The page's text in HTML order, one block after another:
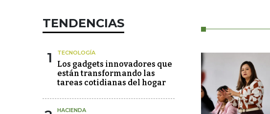
TENDENCIAS
1 TECNOLOGÍA
Los gadgets innovadores que
están transformando las
tareas cotidianas del hogar
HACIENDA